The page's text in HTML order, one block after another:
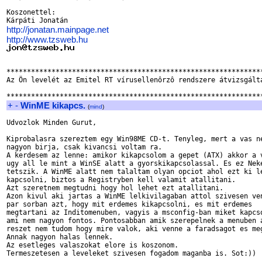
Koszonettel:
http://jonatan.mainpage.net
http://www.tzsweb.hu
Az Ön levelét az Emitel RT vírusellenôrzô rendszere
+ - WinME kikapcs. (mind)
Udvozlok Minden Gurut,
Kiprobalasra szereztem egy Win98ME CD-t. Tenyleg, mert a vas
nagyon birja, csak kivancsi voltam ra.
A kerdesem az lenne: amikor kikapcsolom a gepet (ATX) akkor a
ugy all le mint a WinSE alatt a gyorskikapcsolassal. Es ez
tetszik. A WinME alatt nem talaltam olyan opciot ahol ezt ki
kapcsolni, biztos a Registryben kell valamit atallitani.
Azt szeretnem megtudni hogy hol lehet ezt atallitani.
Azon kivul aki jartas a WinME lelkivilagaban attol szivesen
par sorban azt, hogy mit erdemes kikapcsolni, es mit erdemes
megtartani az Inditomenuben, vagyis a msconfig-ban miket
ami nem nagyon fontos. Pontosabban amik szerepelnek a menuben
reszet nem tudom hogy mire valok, aki venne a faradsagot es
Annak nagyon halas lennek.
Az esetleges valaszokat elore is koszonom.
Termeszetesen a leveleket szivesen fogadom maganba is. Sot:))